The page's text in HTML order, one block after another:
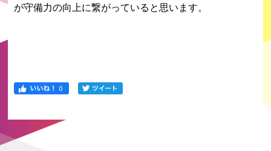
が守備力の向上に繋がっていると思います。